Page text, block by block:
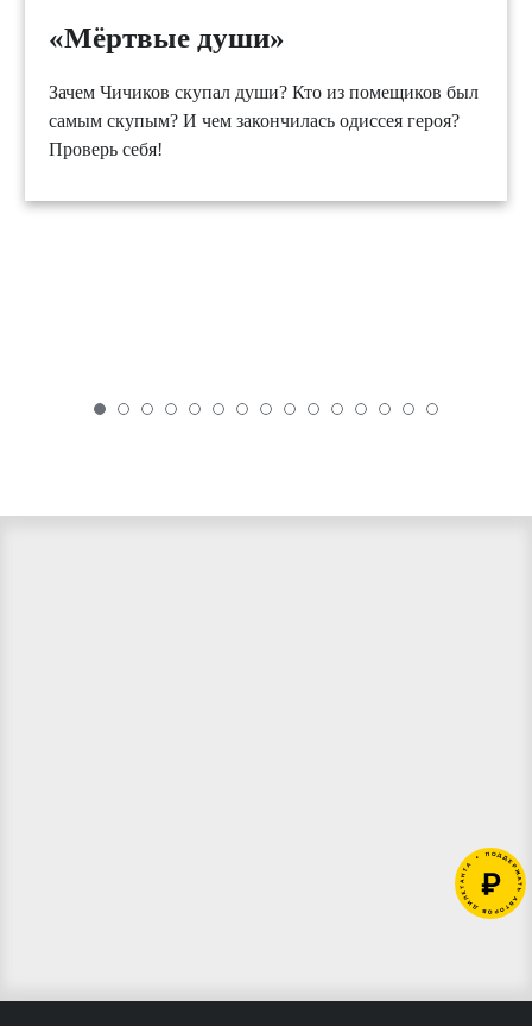
«Мёртвые души»
Зачем Чичиков скупал души? Кто из помещиков был
самым скупым? И чем закончилась одиссея героя?
Проверь себя!